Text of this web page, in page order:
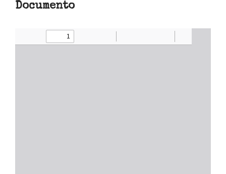
[CONVOCATORIA CERRADA]
Convocatoria Preliminar: 3ra
Documento